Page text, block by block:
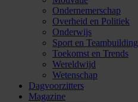
Ondernemerschap
Overheid en Politiek
Onderwijs
Sport en Teambuilding
Toekomst en Trends
Wereldwijd
Wetenschap
Dagvoorzitters
Magazine